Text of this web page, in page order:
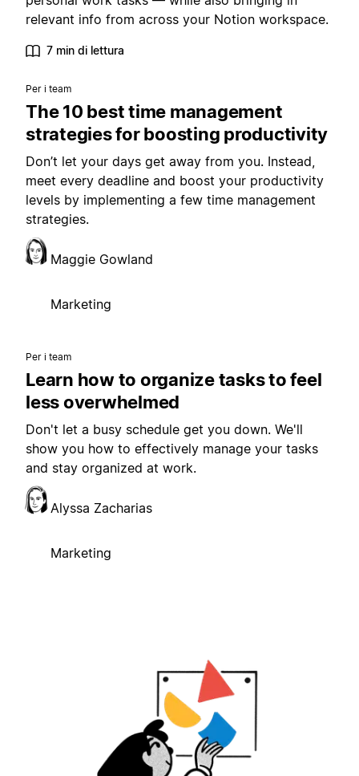
relevant info from across your Notion workspace.
7 min di lettura
Per i team
The 10 best time management
strategies for boosting productivity
Don’t let your days get away from you. Instead,
meet every deadline and boost your productivity
levels by implementing a few time management
strategies.
Maggie Gowland
Marketing
Per i team
Learn how to organize tasks to feel
less overwhelmed
Don't let a busy schedule get you down. We'll
show you how to effectively manage your tasks
and stay organized at work.
Alyssa Zacharias
Marketing